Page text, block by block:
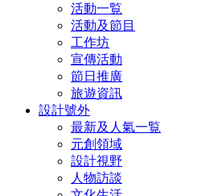
活動一覧
活動及節目
工作坊
宣傳活動
節日推廣
旅遊資訊
設計號外
最新及人氣一覧
元創領域
設計視野
人物訪談